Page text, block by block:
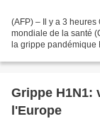
(AFP) – Il y a 3
mondiale de la santé
la grippe pandémique
Grippe H1N1:
l'Europe